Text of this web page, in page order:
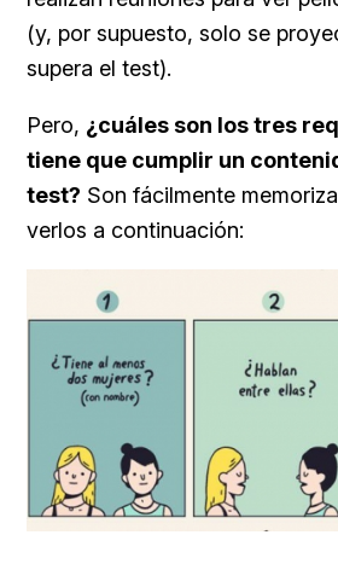
(y, por supuesto, solo se
supera el test).
Pero, ¿cuáles son los tres
tiene que cumplir un
test? Son fácilmente
verlos a continuación: